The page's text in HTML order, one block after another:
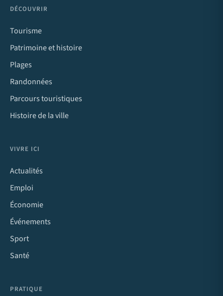
DÉCOUVRIR
Tourisme
Patrimoine et histoire
Plages
Randonnées
Parcours touristiques
Histoire de la ville
VIVRE ICI
Actualités
Emploi
Économie
Événements
Sport
Santé
PRATIQUE